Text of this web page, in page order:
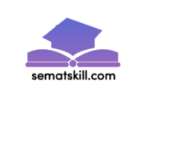
konten